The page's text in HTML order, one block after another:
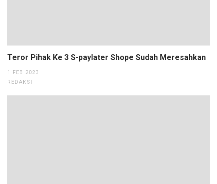
Teror Pihak Ke 3 S-paylater Shope Sudah Meresahkan
1 FEB 2023
REDAKSI